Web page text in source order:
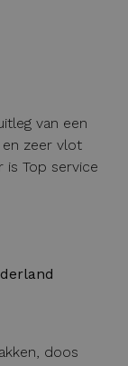
van een
zeer vlot
is Top service
doos